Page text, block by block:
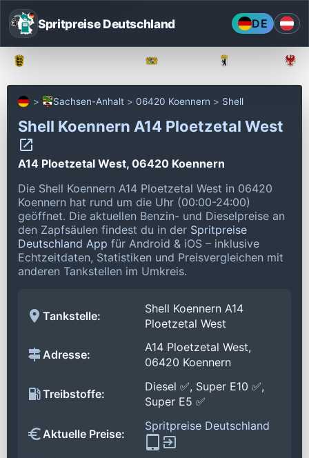
Spritpreise Deutschland DE
Sachsen-Anhalt 06420 Koennern Shell
Shell Koennern A14 Ploetzetal West
A14 Ploetzetal West, 06420 Koennern
Die Shell Koennern A14 Ploetzetal West in 06420
Koennern hat rund um die Uhr (00:00-24:00)
geöffnet. Die aktuellen Benzin- und Dieselpreise an
den Zapfsäulen findest du in der Spritpreise
Deutschland App für Android & iOS – inklusive
Echtzeitdaten, Statistiken und Preisvergleichen mit
anderen Tankstellen im Umkreis.
Tankstelle:
Shell Koennern A14
Ploetzetal West
Adresse:
A14 Ploetzetal West,
06420 Koennern
Treibstoffe:
Diesel ✅, Super E10 ✅,
Super E5 ✅
Aktuelle Preise:
Spritpreise Deutschland